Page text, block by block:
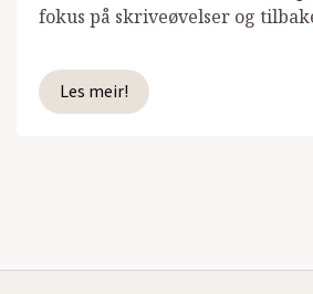
fokus på skriveøvelser og
Les meir!